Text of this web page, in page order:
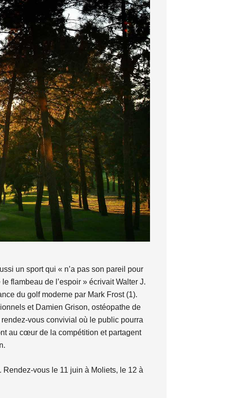
un sport qui « n’a pas son pareil pour
flambeau de l’espoir » écrivait Walter J.
du golf moderne par Mark Frost (1).
et Damien Grison, ostéopathe de
vous convivial où le public pourra
au cœur de la compétition et partagent
vous le 11 juin à Moliets, le 12 à